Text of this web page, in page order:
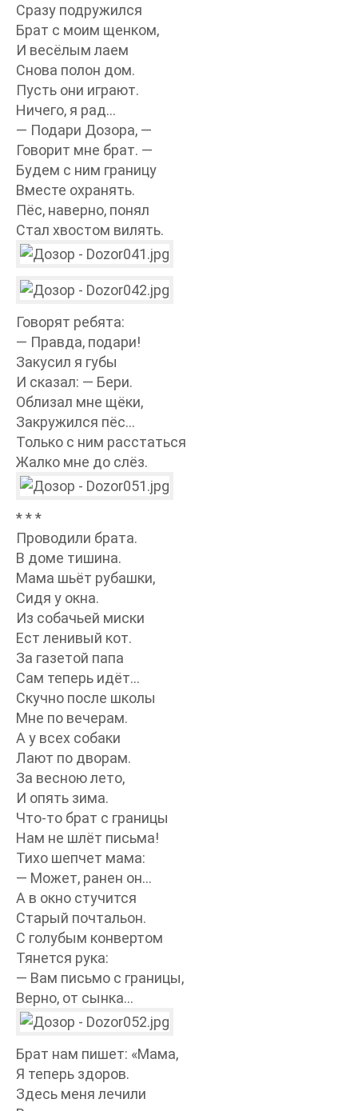
Сразу подружился
Брат с моим щенком,
И весёлым лаем
Снова полон дом.
Пусть они играют.
Ничего, я рад…
— Подари Дозора, —
Говорит мне брат. —
Будем с ним границу
Вместе охранять.
Пёс, наверно, понял
Стал хвостом вилять.
Говорят ребята:
— Правда, подари!
Закусил я губы
И сказал: — Бери.
Облизал мне щёки,
Закружился пёс…
Только с ним расстаться
Жалко мне до слёз.
* * *
Проводили брата.
В доме тишина.
Мама шьёт рубашки,
Сидя у окна.
Из собачьей миски
Ест ленивый кот.
За газетой папа
Сам теперь идёт…
Скучно после школы
Мне по вечерам.
А у всех собаки
Лают по дворам.
За весною лето,
И опять зима.
Что-то брат с границы
Нам не шлёт письма!
Тихо шепчет мама:
— Может, ранен он…
А в окно стучится
Старый почтальон.
С голубым конвертом
Тянется рука:
— Вам письмо с границы,
Верно, от сынка…
Брат нам пишет: «Мама,
Я теперь здоров.
Здесь меня лечили